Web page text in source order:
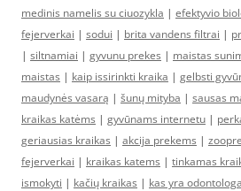
medinis namelis su ciuozykla | efektyvio
fejerverkai | sodui | brita vandens filtrai |
| siltnamiai | gyvunu prekes | maistas
maistas | kaip issirinkti kraika | gelbsti
maudynės vasarą | šunų mityba | sausas
kraikas katėms | gyvūnams internetu |
geriausias kraikas | akcija prekems |
fejerverkai | kraikas katems | tinkamas
ismokyti | kačių kraikas | kas yra